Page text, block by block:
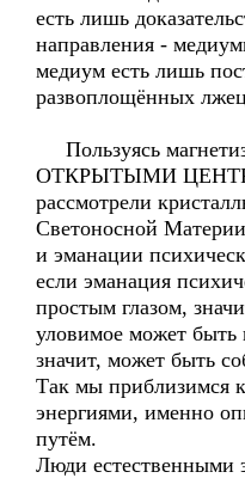
есть лишь
направления -
медиум есть лишь
развоплощённых
Пользуясь
ОТКРЫТЫМИ
рассмотрели
Светоносной
и эманации
если эманация
простым глазом,
уловимое может быть
значит, может быть
Так мы приблизимся
энергиями, именно
путём.
Люди естественными